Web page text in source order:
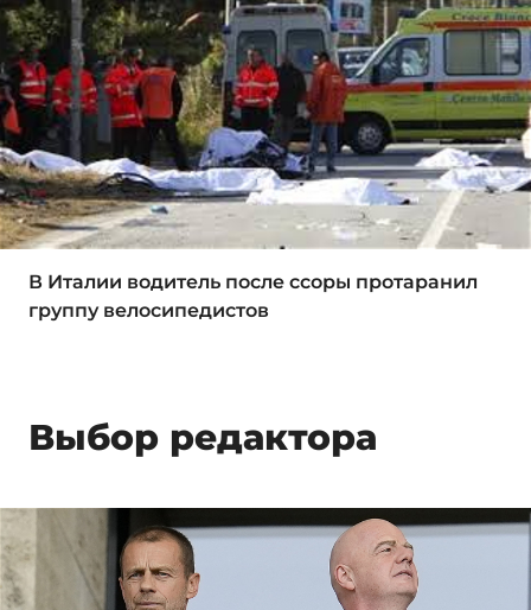
В Италии водитель после ссоры протаранил
группу велосипедистов
Выбор редактора